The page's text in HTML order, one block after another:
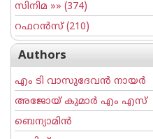
സിനിമ »» (374)
റഫറന്‍സ്(210)
Authors
എം ടി വാസുദേവന്‍ നായര്‍
അജോയ് കുമാര്‍ എം എസ്
ബെന്യാമിന്‍